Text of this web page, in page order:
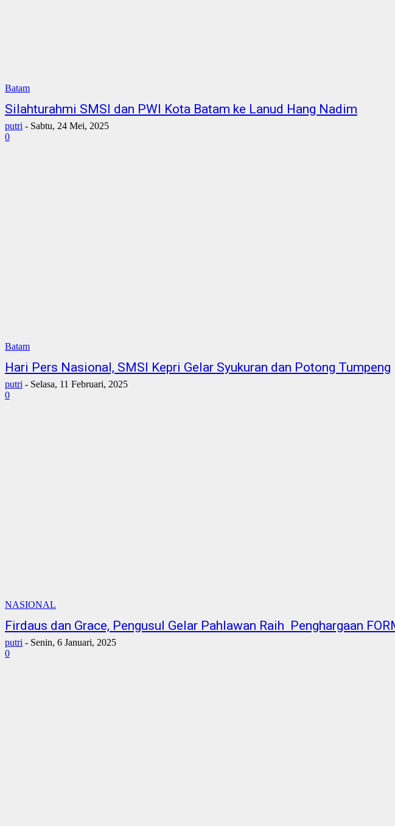
Batam
Silahturahmi SMSI dan PWI Kota Batam ke Lanud Hang Nadim
putri - Sabtu, 24 Mei, 2025
0
Batam
Hari Pers Nasional, SMSI Kepri Gelar Syukuran dan Potong Tumpeng
putri - Selasa, 11 Februari, 2025
0
NASIONAL
Firdaus dan Grace, Pengusul Gelar Pahlawan Raih Penghargaan
putri - Senin, 6 Januari, 2025
0